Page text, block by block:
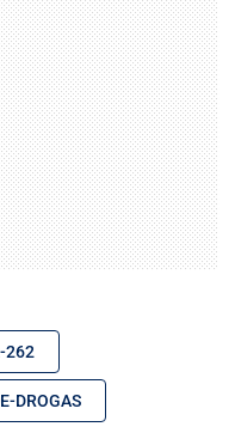
262
DROGAS